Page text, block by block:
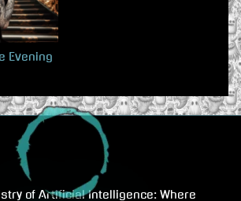
Evening
of Artificial Intelligence: Where